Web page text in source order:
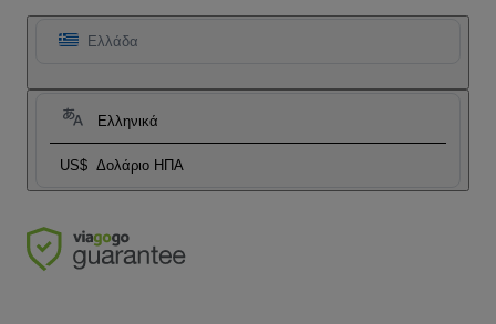
Ελλάδα
Ελληνικά
US$ Δολάριο ΗΠΑ